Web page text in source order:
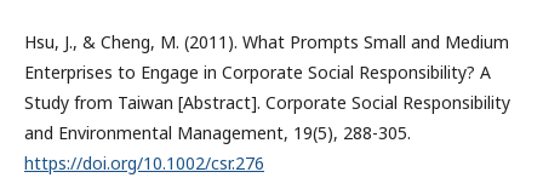
Hsu, J., & Cheng, M. (2011). What Prompts Small and Medium
Enterprises to Engage in Corporate Social Responsibility? A
Study from Taiwan [Abstract]. Corporate Social Responsibility
and Environmental Management, 19(5), 288-305.
https://doi.org/10.1002/csr.276